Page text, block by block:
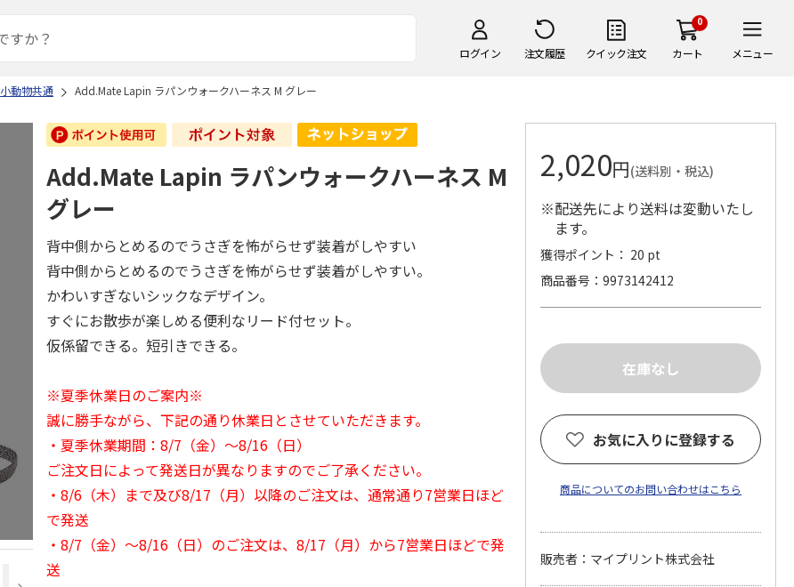
ログイン 注文履歴 クイック注文
0
カート メニュー
小動物共通 Add.Mate Lapin ラパンウォークハーネス M グレー
Add.Mate Lapin ラパンウォークハーネス M
グレー
背中側からとめるのでうさぎを怖がらせず装着がしやすい
背中側からとめるのでうさぎを怖がらせず装着がしやすい。
かわいすぎないシックなデザイン。
すぐにお散歩が楽しめる便利なリード付セット。
仮係留できる。短引きできる。
※夏季休業日のご案内※
誠に勝手ながら、下記の通り休業日とさせていただきます。
・夏季休業期間：8/7（金）～8/16（日）
ご注文日によって発送日が異なりますのでご了承ください。
・8/6（木）まで及び8/17（月）以降のご注文は、通常通り7営業日ほど
で発送
・8/7（金）～8/16（日）のご注文は、8/17（月）から7営業日ほどで発
送
2,020円(送料別・税込)
※配送先により送料は変動いたし
ます。
獲得ポイント： 20 pt
商品番号
9973142412
お気に入りに登録する
商品についてのお問い合わせはこちら
販売者：マイプリント株式会社